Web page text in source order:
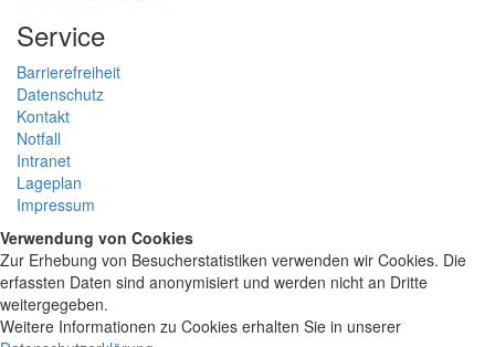
Service
Barrierefreiheit
Datenschutz
Kontakt
Notfall
Intranet
Lageplan
Impressum
Verwendung von Cookies
Zur Erhebung von Besucherstatistiken verwenden wir Cookies. Die
erfassten Daten sind anonymisiert und werden nicht an Dritte
weitergegeben.
Weitere Informationen zu Cookies erhalten Sie in unserer